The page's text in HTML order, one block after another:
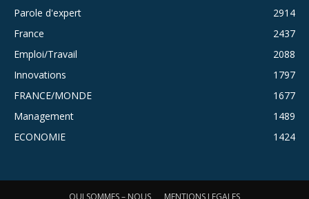
Parole d'expert
2914
France
2437
Emploi/Travail
2088
Innovations
1797
FRANCE/MONDE
1677
Management
1489
ECONOMIE
1424